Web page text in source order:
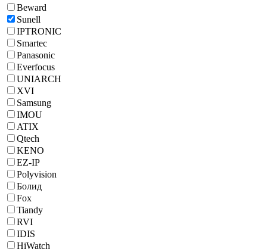
Beward
Sunell
IPTRONIC
Smartec
Panasonic
Everfocus
UNIARCH
XVI
Samsung
IMOU
ATIX
Qtech
KENO
EZ-IP
Polyvision
Болид
Fox
Tiandy
RVI
IDIS
HiWatch